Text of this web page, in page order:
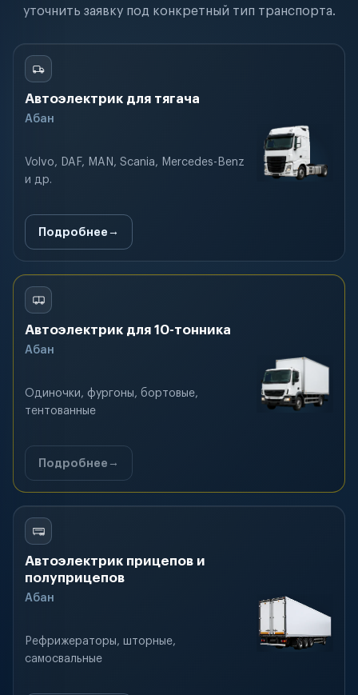
уточнить заявку под конкретный тип транспорта.
Автоэлектрик для тягача
Абан
Volvo, DAF, MAN, Scania, Mercedes-Benz
и др.
Подробнее
Автоэлектрик для 10-тонника
Абан
Одиночки, фургоны, бортовые,
тентованные
Подробнее
Автоэлектрик прицепов и
полуприцепов
Абан
Рефрижераторы, шторные,
самосвальные